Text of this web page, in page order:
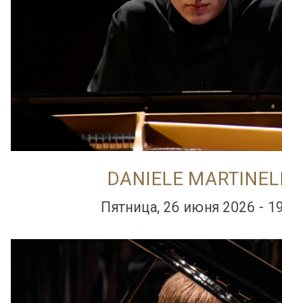
DANIELE
Пятница, 26 июня 2026 -